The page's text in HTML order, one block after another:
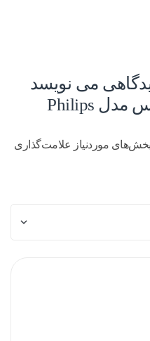
می نویسد
“ساند بار بلوتوثی فیلیپس مدل Philips
بخش‌های موردنیاز علامت‌گذاری